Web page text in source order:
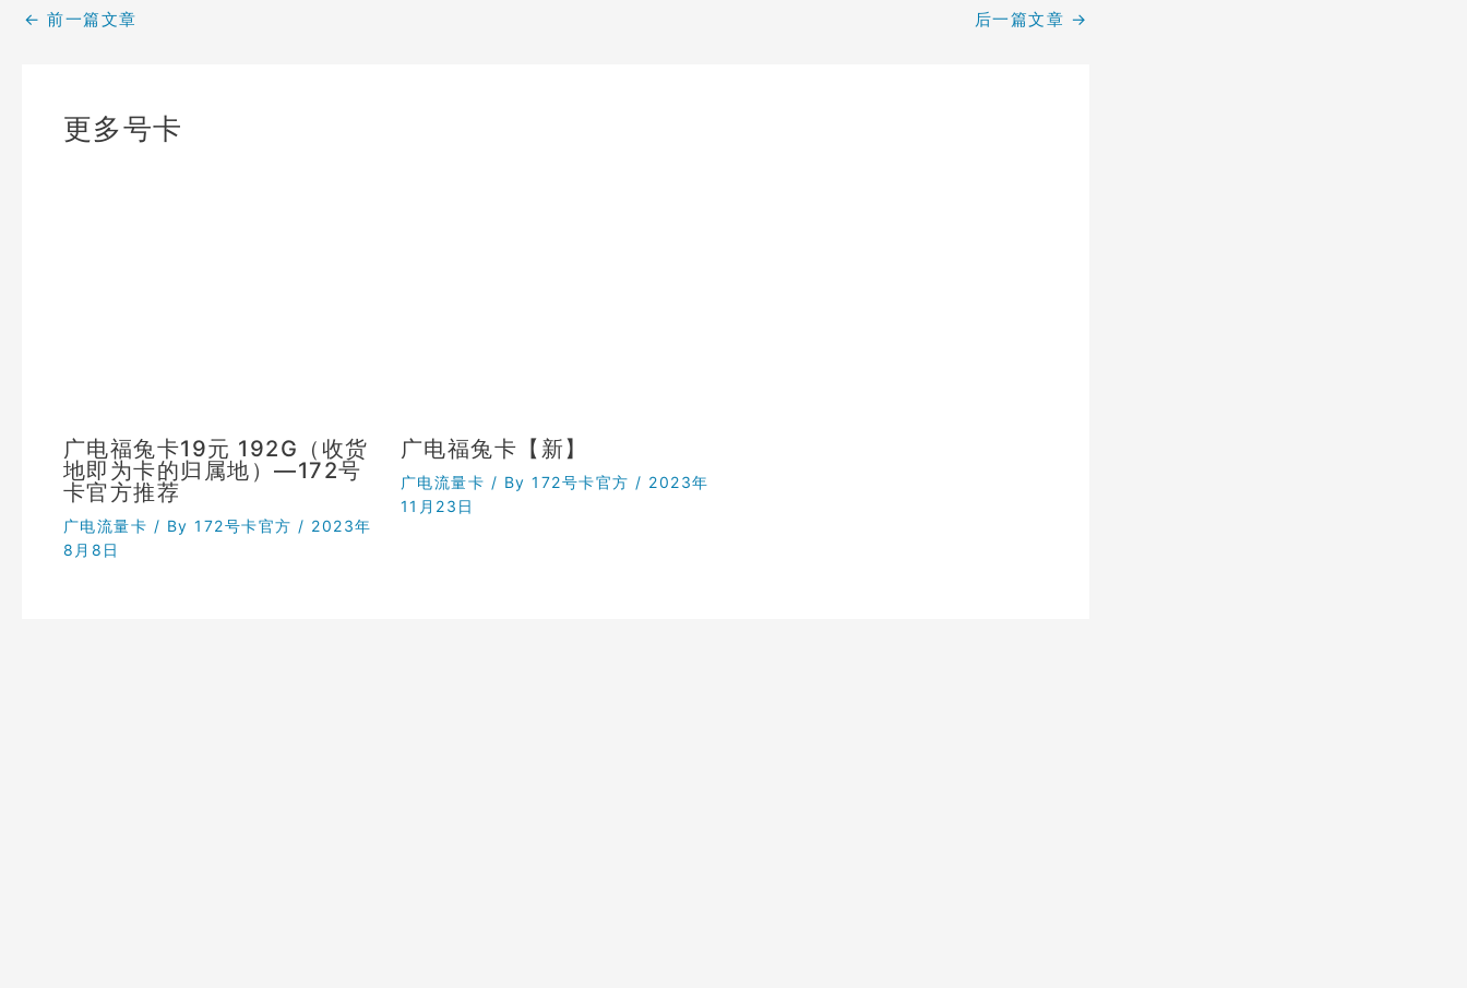
← 前一篇文章 后一篇文章 →
更多号卡
广电福兔卡19元 192G（收货
地即为卡的归属地）—172号
卡官方推荐
广电流量卡 / By 172号卡官方 / 2023年
8月8日
广电福兔卡【新】
广电流量卡 / By172号卡官方 / 2023年
11月23日